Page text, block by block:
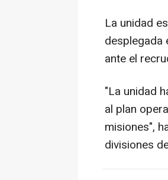
La unidad
desplegada
ante el
"La unidad
al plan
misiones",
divisiones